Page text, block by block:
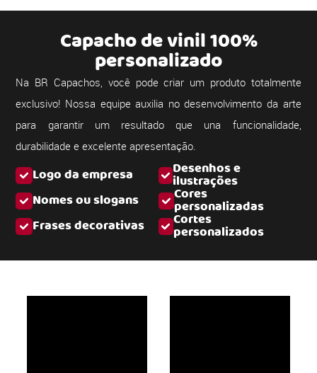
Logo da empresa Desenhos e
ilustrações
Nomes ou slogans
Cores
personalizadas
Frases decorativas
Cortes
personalizados
Capacho de vinil 100%
personalizado
Na BR Capachos, você pode criar um produto totalmente
exclusivo! Nossa equipe auxilia no desenvolvimento da arte
para garantir um resultado que una funcionalidade,
durabilidade e excelente apresentação.